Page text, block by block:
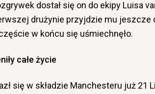
dostał się on do ekipy Luisa
drużynie przyjdzie mu jeszcze
w końcu się uśmiechnęło.
całe życie
się w składzie Manchesteru już 21